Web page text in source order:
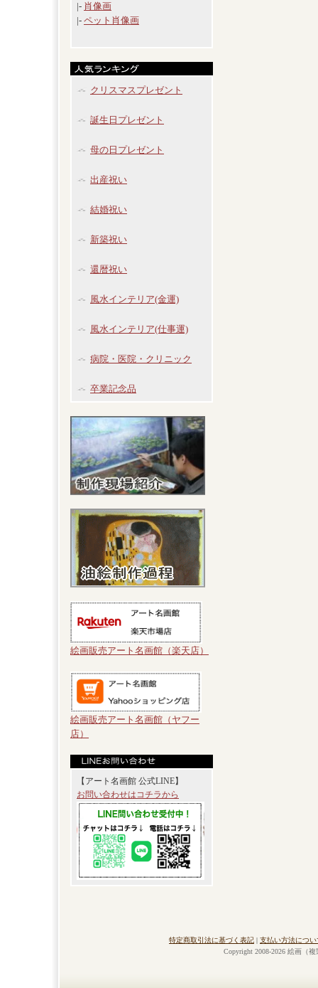
|- 肖像画
|- ペット肖像画
クリスマスプレゼント
誕生日プレゼント
母の日プレゼント
出産祝い
結婚祝い
新築祝い
還暦祝い
風水インテリア(金運)
風水インテリア(仕事運)
病院・医院・クリニック
卒業記念品
絵画販売アート名画館（楽天店）
絵画販売アート名画館（ヤフー
店）
【アート名画館 公式LINE】
お問い合わせはコチラから
特定商取引法に基づく表記 | 支払い方法につい
Copyright 2008-2026 絵画（